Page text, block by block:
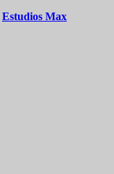
Estudios Max